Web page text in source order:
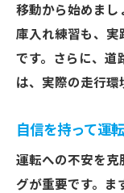
移動から始めまし
庫入れ練習も、実
です。さらに、道
は、実際の走行環
自信を持って運
運転への不安を克
グが重要です。ま